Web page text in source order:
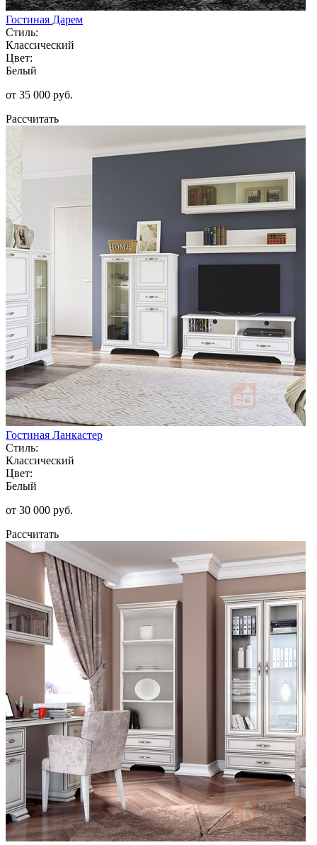
Гостиная Дарем
Стиль:
Классический
Цвет:
Белый
от 35 000 руб.
Рассчитать
Гостиная Ланкастер
Стиль:
Классический
Цвет:
Белый
от 30 000 руб.
Рассчитать